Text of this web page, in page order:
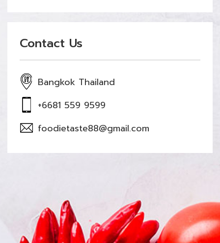
Contact Us
Bangkok Thailand
+6681 559 9599
foodietaste88@gmail.com